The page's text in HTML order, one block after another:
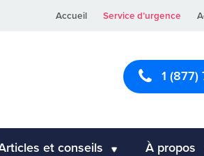
Accueil Service d’urgence
1
et conseils À propos